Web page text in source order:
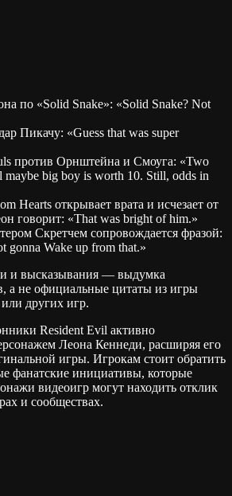
по «Solid Snake»: «Solid Snake? Not
Пикачу: «Guess that was super
против Орнштейна и Смоуга: «Two
maybe big boy is worth 10. Still, odds in
Hearts открывает врата и исчезает от
говорит: «That was bright of him.»
Скретчем сопровождается фразой:
gonna Wake up from that.»
и высказывания — выдумка
а не официальные цитаты из игры
других игр.
Resident Evil активно
Леона Кеннеди, расширяя его
игры. Игрокам стоит обратить
фанатские инициативы, которые
видеоигр могут находить отклик
и сообществах.